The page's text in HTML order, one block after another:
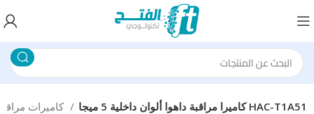
كاميرات مراقبة كاميرا مراقبة داهوا ألوان داخلية 5 ميجا HAC-T1A51